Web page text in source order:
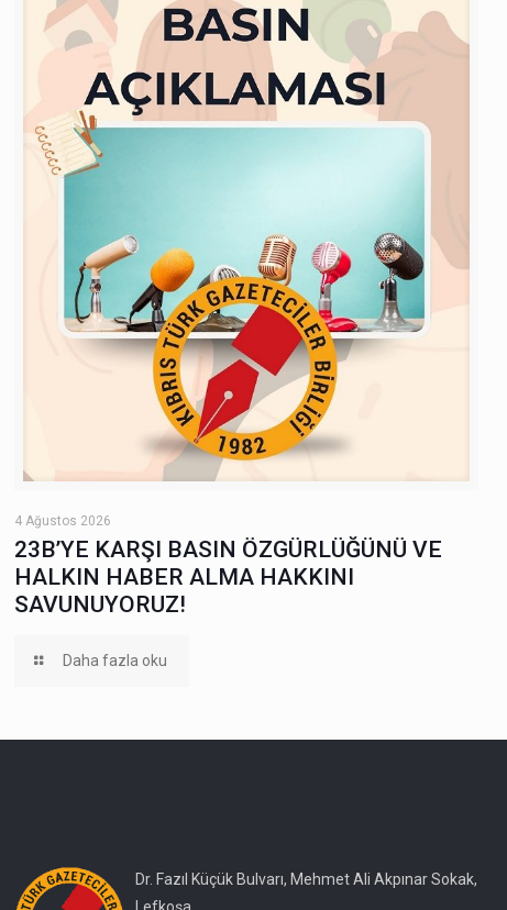
4 Ağustos 2026
23B’YE KARŞI BASIN ÖZGÜRLÜĞÜNÜ VE
HALKIN HABER ALMA HAKKINI
SAVUNUYORUZ!
Daha fazla oku
Dr. Fazıl Küçük Bulvarı, Mehmet Ali Akpınar Sokak,